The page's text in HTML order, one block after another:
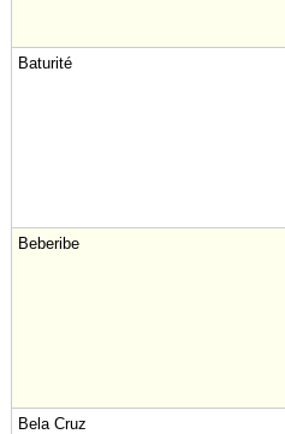
Baturité
Beberibe
Bela Cruz